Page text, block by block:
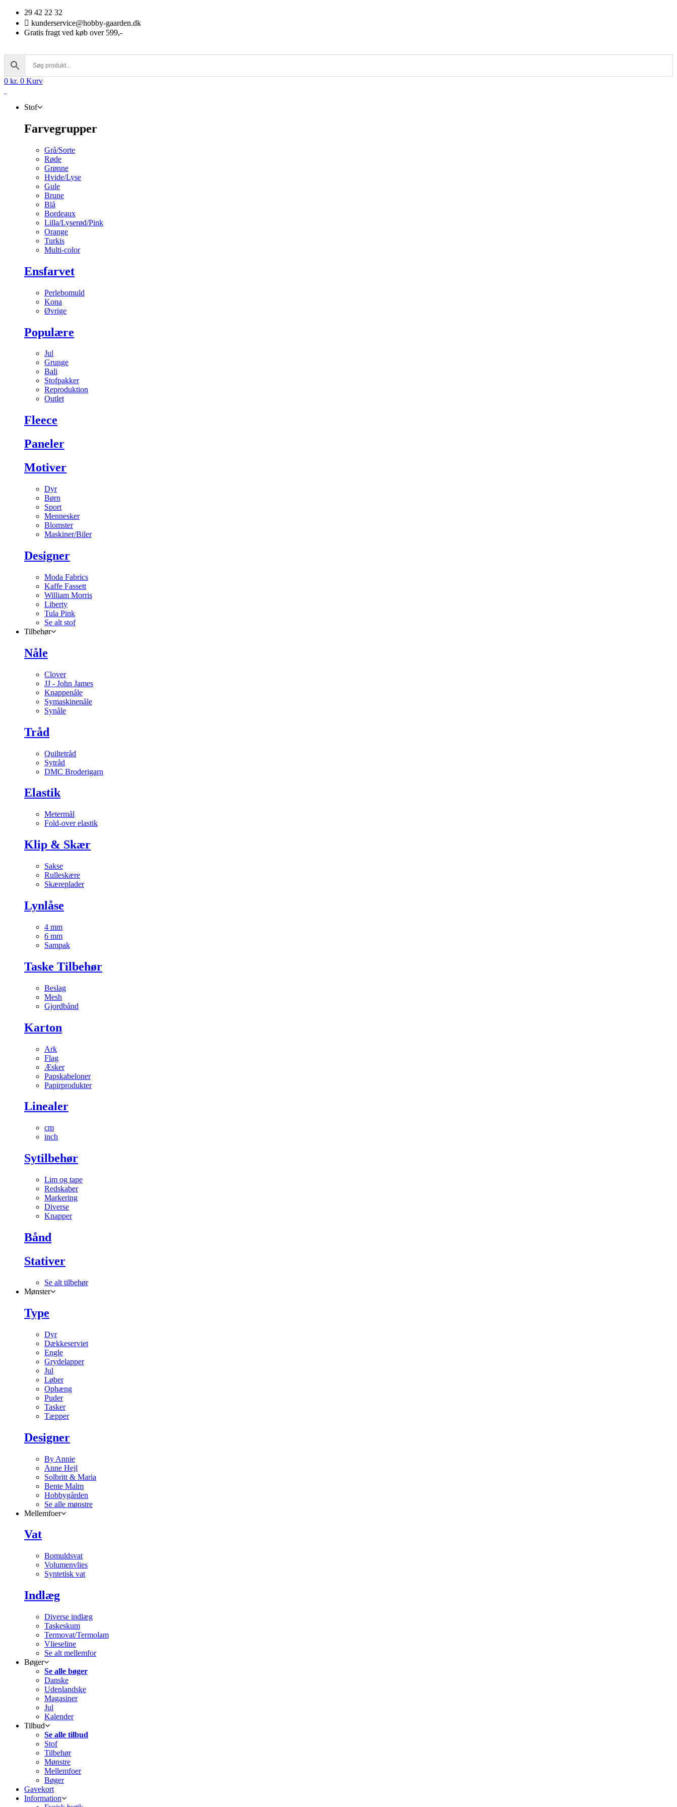
Videre
indhold
29 42 22 32
kunderservice@hobby-gaarden.dk
Gratis fragt ved køb over 599,-
0 kr. 0 Kurv
Stof
Farvegrupper
Grå/Sorte
Røde
Grønne
Hvide/Lyse
Gule
Brune
Blå
Bordeaux
Lilla/Lyserød/Pink
Orange
Turkis
Multi-color
Ensfarvet
Perlebomuld
Kona
Øvrige
Populære
Jul
Grunge
Bali
Stofpakker
Reproduktion
Outlet
Fleece
Paneler
Motiver
Dyr
Børn
Sport
Mennesker
Blomster
Maskiner/Biler
Designer
Moda Fabrics
Kaffe Fassett
William Morris
Liberty
Tula Pink
Se alt stof
Tilbehør
Nåle
Clover
JJ - John James
Knappenåle
Symaskinenåle
Synåle
Tråd
Quiltetråd
Sytråd
DMC Broderigarn
Elastik
Metermål
Fold-over elastik
Klip & Skær
Sakse
Rulleskære
Skæreplader
Lynlåse
4 mm
6 mm
Sampak
Taske Tilbehør
Beslag
Mesh
Gjordbånd
Karton
Ark
Flag
Æsker
Papskabeloner
Papirprodukter
Linealer
cm
inch
Sytilbehør
Lim og tape
Redskaber
Markering
Diverse
Knapper
Bånd
Stativer
Se alt tilbehør
Mønster
Type
Dyr
Dækkeserviet
Engle
Grydelapper
Jul
Løber
Ophæng
Puder
Tasker
Tæpper
Designer
By Annie
Anne Hejl
Solbritt & Maria
Bente Malm
Hobbygården
Se alle mønstre
Mellemfoer
Vat
Bomuldsvat
Volumenvlies
Syntetisk vat
Indlæg
Diverse indlæg
Taskeskum
Termovat/Termolam
Vlieseline
Se alt mellemfor
Bøger
Se alle bøger
Danske
Udenlandske
Magasiner
Jul
Kalender
Tilbud
Se alle tilbud
Stof
Tilbehør
Mønstre
Mellemfoer
Bøger
Gavekort
Information